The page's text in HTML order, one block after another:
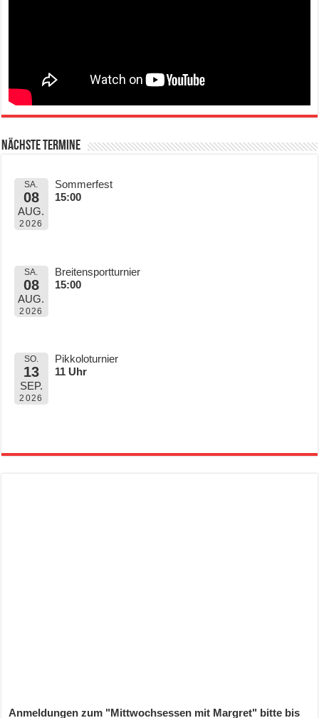
Nächste Termine
SA.
08
AUG.
2026
Sommerfest
15:00
SA.
08
AUG.
2026
Breitensportturnier
15:00
SO.
13
SEP.
2026
Pikkoloturnier
11 Uhr
Anmeldungen zum "Mittwochsessen mit Margret" bitte bis